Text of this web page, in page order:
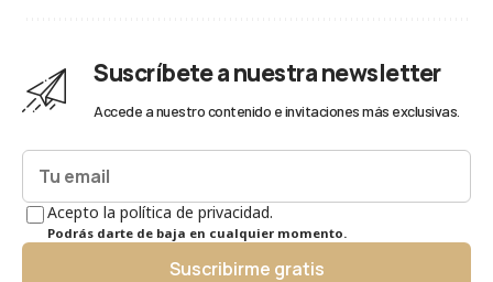
Suscríbete a nuestra newsletter
Accede a nuestro contenido e invitaciones más exclusivas.
Acepto la política de privacidad.
Podrás darte de baja en cualquier momento.
Suscribirme gratis